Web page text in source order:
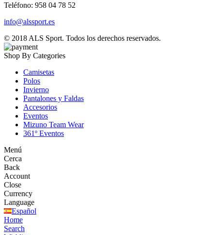
Teléfono: 958 04 78 52
info@alssport.es
© 2018 ALS Sport. Todos los derechos reservados.
Shop By Categories
Camisetas
Polos
Invierno
Pantalones y Faldas
Accesorios
Eventos
Mizuno Team Wear
361º Eventos
Menú
Cerca
Back
Account
Close
Currency
Language
Español
Home
Search